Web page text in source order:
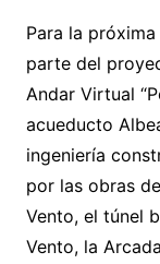
Para la
parte del
Andar Virtual
acueducto
ingeniería
por las obras
Vento, el túnel
Vento, la